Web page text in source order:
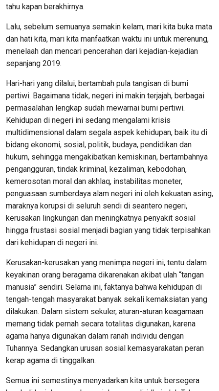
tahu kapan berakhirnya.
Lalu, sebelum semuanya semakin kelam, mari kita buka mata
dan hati kita, mari kita manfaatkan waktu ini untuk merenung,
menelaah dan mencari pencerahan dari kejadian-kejadian
sepanjang 2019.
Hari-hari yang dilalui, bertambah pula tangisan di bumi
pertiwi. Bagaimana tidak, negeri ini makin terjajah, berbagai
permasalahan lengkap sudah mewarnai bumi pertiwi.
Kehidupan di negeri ini sedang mengalami krisis
multidimensional dalam segala aspek kehidupan, baik itu di
bidang ekonomi, sosial, politik, budaya, pendidikan dan
hukum, sehingga mengakibatkan kemiskinan, bertambahnya
pengangguran, tindak kriminal, kezaliman, kebodohan,
kemerosotan moral dan akhlaq, instabilitas moneter,
penguasaan sumberdaya alam negeri ini oleh kekuatan asing,
maraknya korupsi di seluruh sendi di seantero negeri,
kerusakan lingkungan dan meningkatnya penyakit sosial
hingga frustasi sosial menjadi bagian yang tidak terpisahkan
dari kehidupan di negeri ini.
Kerusakan-kerusakan yang menimpa negeri ini, tentu dalam
keyakinan orang beragama dikarenakan akibat ulah “tangan
manusia” sendiri. Selama ini, faktanya bahwa kehidupan di
tengah-tengah masyarakat banyak sekali kemaksiatan yang
dilakukan. Dalam sistem sekuler, aturan-aturan keagamaan
memang tidak pernah secara totalitas digunakan, karena
agama hanya digunakan dalam ranah individu dengan
Tuhannya. Sedangkan urusan sosial kemasyarakatan peran
kerap agama di tinggalkan.
Semua ini semestinya menyadarkan kita untuk bersegera